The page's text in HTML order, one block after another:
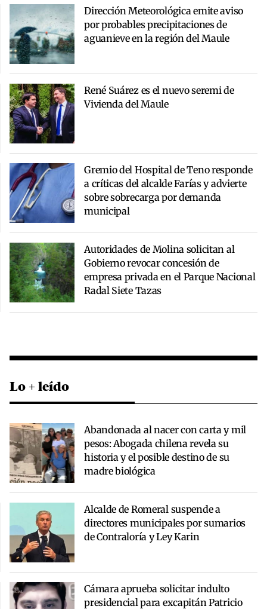
Dirección Meteorológica emite aviso
por probables precipitaciones de
aguanieve en la región del Maule
René Suárez es el nuevo seremi de
Vivienda del Maule
Gremio del Hospital de Teno responde
a críticas del alcalde Farías y advierte
sobre sobrecarga por demanda
municipal
Autoridades de Molina solicitan al
Gobierno revocar concesión de
empresa privada en el Parque Nacional
Radal Siete Tazas
Lo + leído
Abandonada al nacer con carta y mil
pesos: Abogada chilena revela su
historia y el posible destino de su
madre biológica
Alcalde de Romeral suspende a
directores municipales por sumarios
de Contraloría y Ley Karin
Cámara aprueba solicitar indulto
presidencial para excapitán Patricio